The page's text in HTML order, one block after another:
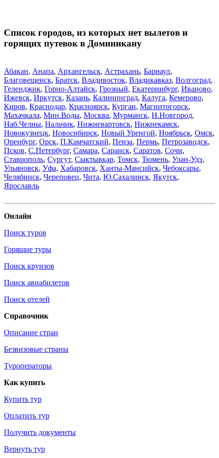
Список городов, из которых нет вылетов и
горящих путевок в Доминикану
Абакан, Анапа, Архангельск, Астрахань, Барнаул,
Благовещенск, Братск, Владивосток, Владикавказ, Волгоград,
Геленджик, Горно-Алтайск, Грозный, Екатеринбург, Иваново,
Ижевск, Иркутск, Казань, Калининград, Калуга, Кемерово,
Киров, Краснодар, Красноярск, Курган, Магнитогорск,
Махачкала, Мин.Воды, Москва, Мурманск, Н.Новгород,
Наб.Челны, Нальчик, Нижневартовск, Нижнекамск,
Новокузнецк, Новосибирск, Новый Уренгой, Ноябрьск, Омск,
Оренбург, Орск, П.Камчатский, Пенза, Пермь, Петрозаводск,
Псков, С.Петербург, Самара, Саранск, Саратов, Сочи,
Ставрополь, Сургут, Сыктывкар, Томск, Тюмень, Улан-Удэ,
Ульяновск, Уфа, Хабаровск, Ханты-Мансийск, Чебоксары,
Челябинск, Череповец, Чита, Ю.Сахалинск, Якутск,
Ярославль
Онлайн
Поиск туров
Горящие туры
Поиск круизов
Поиск авиабилетов
Поиск отелей
Справочник
Описание стран
Безвизовые страны
Туроператоры
Как купить
Купить тур
Оплатить тур
Получить документы
Вернуть тур